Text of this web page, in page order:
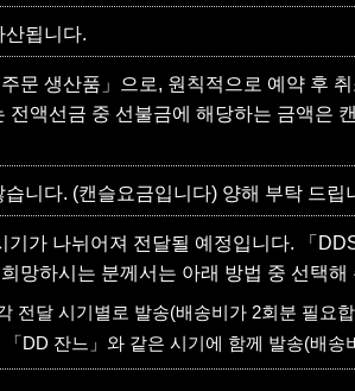
산됩니다.
문 생산품」으로, 원칙적으로 예약 후
액선금 중 선불금에 해당하는 금액은
니다. (캔슬요금입니다) 양해 부탁 드립
기가 나뉘어져 전달될 예정입니다. 「
망하시는 분께서는 아래 방법 중 선택해
전달 시기별로 발송(배송비가 2회분 필요
DD 잔느」와 같은 시기에 함께 발송(배송